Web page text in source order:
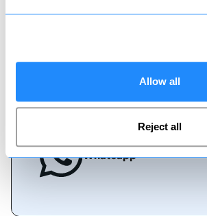
Allow all
Reject all
Chat dal vivo
Whatsapp